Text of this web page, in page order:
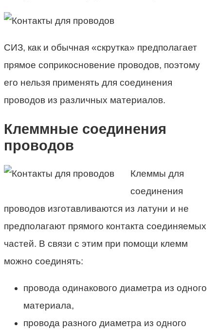
СИЗ, как и обычная «скрутка» предполагает
прямое соприкосновение проводов, поэтому
его нельзя применять для соединения
проводов из различных материалов.
Клеммные соединения
проводов
Клеммы для
соединения
проводов изготавливаются из латуни и не
предполагают прямого контакта соединяемых
частей. В связи с этим при помощи клемм
можно соединять:
провода одинакового диаметра из одного
материала,
провода разного диаметра из одного